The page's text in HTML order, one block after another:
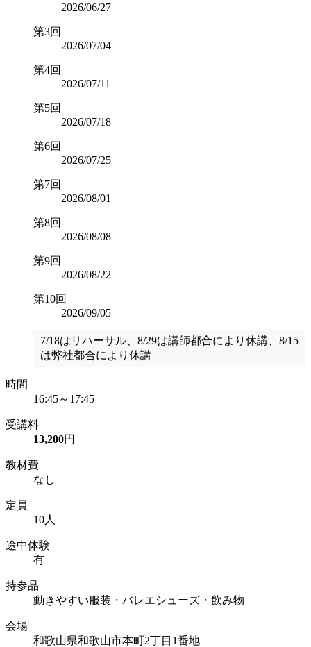
2026/06/27
第3回
2026/07/04
第4回
2026/07/11
第5回
2026/07/18
第6回
2026/07/25
第7回
2026/08/01
第8回
2026/08/08
第9回
2026/08/22
第10回
2026/09/05
7/18はリハーサル、8/29は講師都合により休講、8/15
は弊社都合により休講
時間
16:45～17:45
受講料
13,200円
教材費
なし
定員
10人
途中体験
有
持参品
動きやすい服装・バレエシューズ・飲み物
会場
和歌山県和歌山市本町2丁目1番地